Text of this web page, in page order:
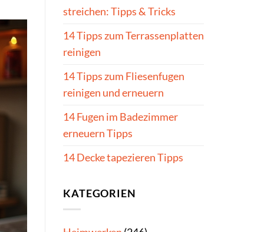
streichen: Tipps & Tricks
14 Tipps zum Terrassenplatten
reinigen
14 Tipps zum Fliesenfugen
reinigen und erneuern
14 Fugen im Badezimmer
erneuern Tipps
14 Decke tapezieren Tipps
KATEGORIEN